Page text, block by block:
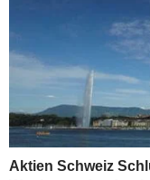
Aktien Schweiz